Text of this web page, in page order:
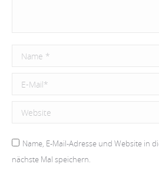
Name *
E-Mail *
Website
Name, E-Mail-Adresse und Website in
nächste Mal speichern.